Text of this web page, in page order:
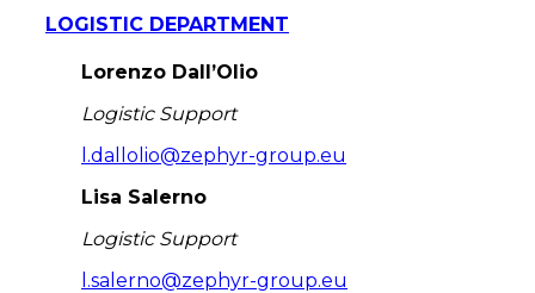
LOGISTIC DEPARTMENT
Lorenzo Dall’Olio
Logistic Support
l.dallolio@zephyr-group.eu
Lisa Salerno
Logistic Support
l.salerno@zephyr-group.eu